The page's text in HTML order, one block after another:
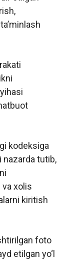
kodeksiga
nazarda tutib,
va xolis
kiritish
foto
etilgan yo‘l